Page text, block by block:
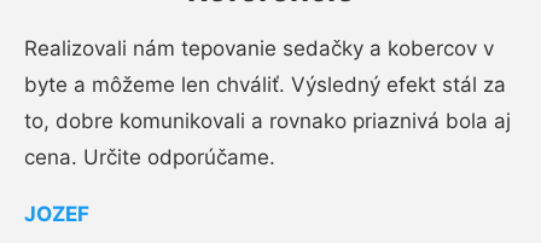
Realizovali nám tepovanie sedačky a kobercov v
byte a môžeme len chváliť. Výsledný efekt stál za
to, dobre komunikovali a rovnako priaznivá bola aj
cena. Určite odporúčame.
JOZEF